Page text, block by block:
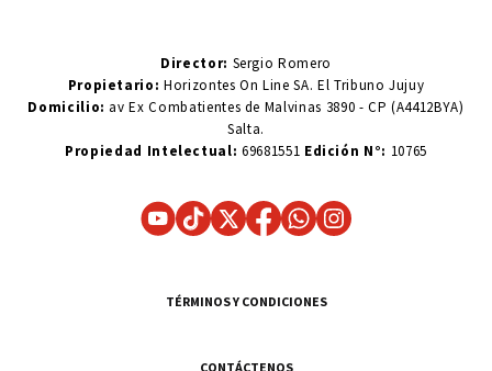
Director: Sergio Romero
Propietario:Horizontes On Line SA. El Tribuno Jujuy
Domicilio: av Ex Combatientes de Malvinas 3890 - CP (A4412BYA)
Salta.
Propiedad Intelectual: 69681551 Edición N°: 10765
TÉRMINOS Y CONDICIONES
CONTÁCTENOS